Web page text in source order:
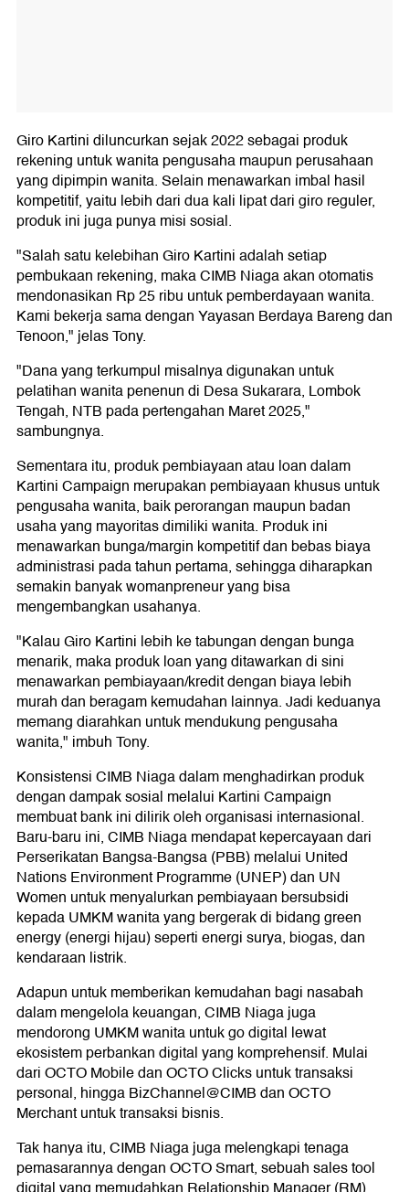
Giro Kartini diluncurkan sejak 2022 sebagai produk
rekening untuk wanita pengusaha maupun perusahaan
yang dipimpin wanita. Selain menawarkan imbal hasil
kompetitif, yaitu lebih dari dua kali lipat dari giro reguler,
produk ini juga punya misi sosial.
"Salah satu kelebihan Giro Kartini adalah setiap
pembukaan rekening, maka CIMB Niaga akan otomatis
mendonasikan Rp 25 ribu untuk pemberdayaan wanita.
Kami bekerja sama dengan Yayasan Berdaya Bareng dan
Tenoon," jelas Tony.
"Dana yang terkumpul misalnya digunakan untuk
pelatihan wanita penenun di Desa Sukarara, Lombok
Tengah, NTB pada pertengahan Maret 2025,"
sambungnya.
Sementara itu, produk pembiayaan atau loan dalam
Kartini Campaign merupakan pembiayaan khusus untuk
pengusaha wanita, baik perorangan maupun badan
usaha yang mayoritas dimiliki wanita. Produk ini
menawarkan bunga/margin kompetitif dan bebas biaya
administrasi pada tahun pertama, sehingga diharapkan
semakin banyak womanpreneur yang bisa
mengembangkan usahanya.
"Kalau Giro Kartini lebih ke tabungan dengan bunga
menarik, maka produk loan yang ditawarkan di sini
menawarkan pembiayaan/kredit dengan biaya lebih
murah dan beragam kemudahan lainnya. Jadi keduanya
memang diarahkan untuk mendukung pengusaha
wanita," imbuh Tony.
Konsistensi CIMB Niaga dalam menghadirkan produk
dengan dampak sosial melalui Kartini Campaign
membuat bank ini dilirik oleh organisasi internasional.
Baru-baru ini, CIMB Niaga mendapat kepercayaan dari
Perserikatan Bangsa-Bangsa (PBB) melalui United
Nations Environment Programme (UNEP) dan UN
Women untuk menyalurkan pembiayaan bersubsidi
kepada UMKM wanita yang bergerak di bidang green
energy (energi hijau) seperti energi surya, biogas, dan
kendaraan listrik.
Adapun untuk memberikan kemudahan bagi nasabah
dalam mengelola keuangan, CIMB Niaga juga
mendorong UMKM wanita untuk go digital lewat
ekosistem perbankan digital yang komprehensif. Mulai
dari OCTO Mobile dan OCTO Clicks untuk transaksi
personal, hingga BizChannel@CIMB dan OCTO
Merchant untuk transaksi bisnis.
Tak hanya itu, CIMB Niaga juga melengkapi tenaga
pemasarannya dengan OCTO Smart, sebuah sales tool